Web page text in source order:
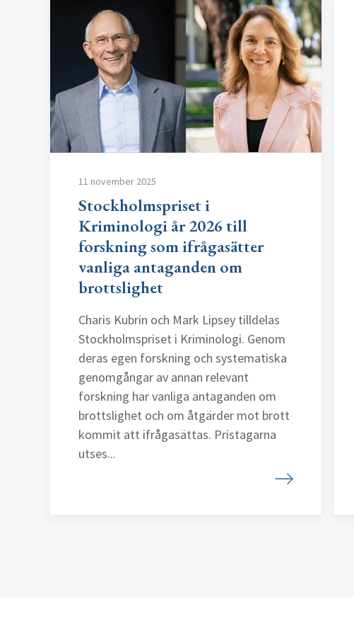
11 november 2025
Stockholmspriset i
Kriminologi år 2026 till
forskning som ifrågasätter
vanliga antaganden om
brottslighet
Charis Kubrin och Mark Lipsey tilldelas
Stockholmspriset i Kriminologi. Genom
deras egen forskning och systematiska
genomgångar av annan relevant
forskning har vanliga antaganden om
brottslighet och om åtgärder mot brott
kommit att ifrågasättas. Pristagarna
utses...